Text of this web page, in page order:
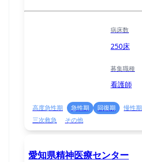
病床数
250床
募集職種
看護師
高度急性期 急性期 回復期 慢性期
三次救急
その他
愛知県精神医療センター